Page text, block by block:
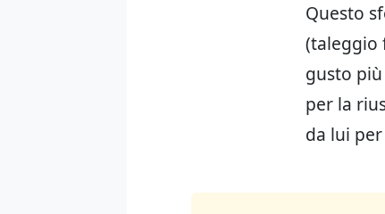
Questo
(taleggio
gusto
per la
da lui